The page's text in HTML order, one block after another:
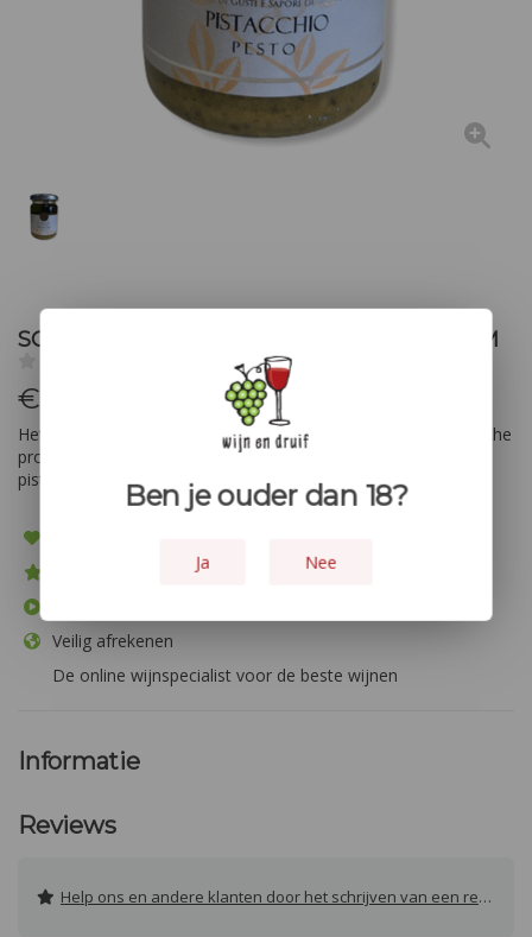
SCYAVURU CREMA AL PISTACCHIO 130 GRAM
€
Het is algemeen bekend dat pistache een van de meest typische
producten van Sicilië. Deze Scyavuru is een geweldige
pistachecrème voor op een kaasje of toastje
Meer dan 1.000 producten
Veilig afrekenen
De online wijnspecialist voor de beste wijnen
Informatie
Reviews
Help ons en andere klanten door het schrijven van een review
Ben je ouder dan 18?
Ja Nee